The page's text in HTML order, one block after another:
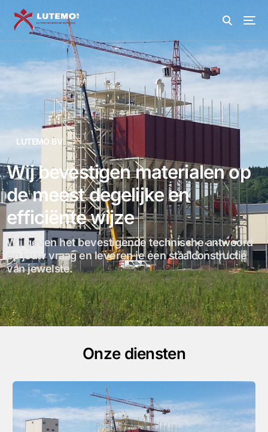
LUTEMO BV
Wij bevestigen materialen op
de meest degelijke en
efficiënte wijze
Wij geven het bevestigende technische antwoord
op jouw vraag en leveren je een staalconstructie
van jewelste.
Onze diensten